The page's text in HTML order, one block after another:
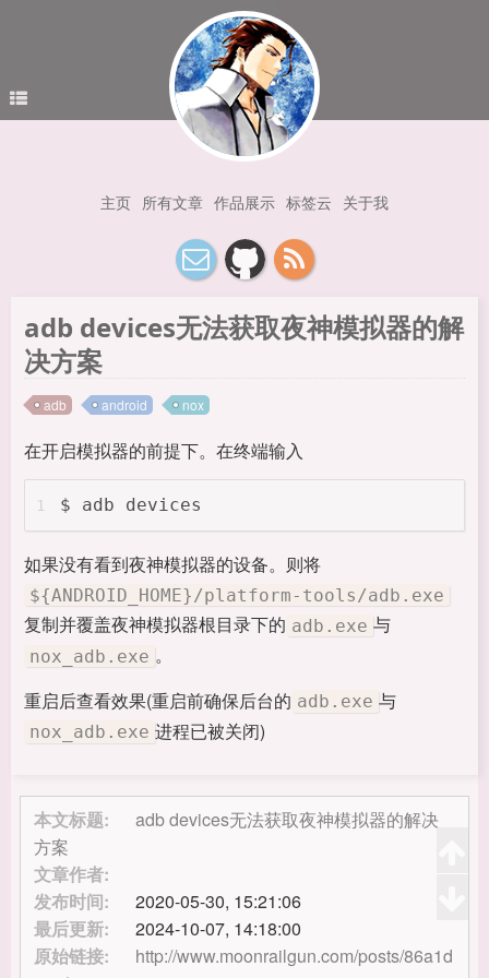
主页 所有文章 作品展示 标签云 关于我
adb devices无法获取夜神模拟器的解
决方案
adb android nox
在开启模拟器的前提下。在终端输入
1 $ adb devices
如果没有看到夜神模拟器的设备。则将
${ANDROID_HOME}/platform-tools/adb.exe
复制并覆盖夜神模拟器根目录下的 adb.exe 与
nox_adb.exe 。
重启后查看效果(重启前确保后台的 adb.exe 与
nox_adb.exe 进程已被关闭)
本文标题:
adb devices无法获取夜神模拟器的解决
方案
文章作者:
发布时间:
2020-05-30, 15:21:06
最后更新:
2024-10-07, 14:18:00
原始链接:
http://www.moonrailgun.com/posts/86a1d